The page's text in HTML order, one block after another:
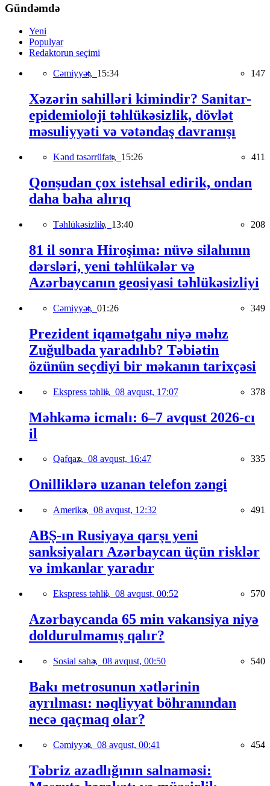
Gündəmdə
Yeni
Populyar
Redaktorun seçimi
Cəmiyyət, 15:34 147
Xəzərin sahilləri kimindir? Sanitar-
epidemioloji təhlükəsizlik, dövlət
məsuliyyəti və vətəndaş davranışı
Kənd təsərrüfatı, 15:26 411
Qonşudan çox istehsal edirik, ondan
daha baha alırıq
Təhlükəsizlik, 13:40 208
81 il sonra Hiroşima: nüvə silahının
dərsləri, yeni təhlükələr və
Azərbaycanın geosiyasi təhlükəsizliyi
Cəmiyyət, 01:26 349
Prezident iqamətgahı niyə məhz
Zuğulbada yaradılıb? Təbiətin
özünün seçdiyi bir məkanın tarixçəsi
Ekspress təhlil, 08 avqust, 17:07 378
Məhkəmə icmalı: 6–7 avqust 2026-cı
il
Qafqaz, 08 avqust, 16:47 335
Onilliklərə uzanan telefon zəngi
Amerika, 08 avqust, 12:32 491
ABŞ-ın Rusiyaya qarşı yeni
sanksiyaları Azərbaycan üçün risklər
və imkanlar yaradır
Ekspress təhlil, 08 avqust, 00:52 570
Azərbaycanda 65 min vakansiya niyə
doldurulmamış qalır?
Sosial sahə, 08 avqust, 00:50 540
Bakı metrosunun xətlərinin
ayrılması: nəqliyyat böhranından
necə qaçmaq olar?
Cəmiyyət, 08 avqust, 00:41 454
Təbriz azadlığının salnaməsi: